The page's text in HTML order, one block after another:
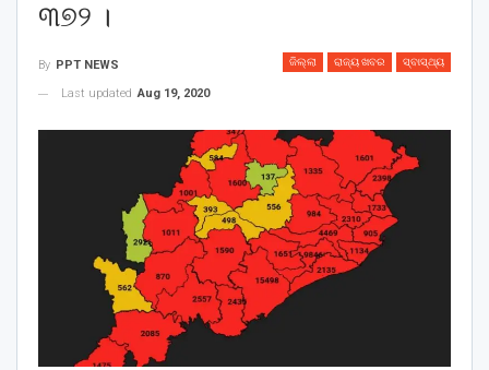
୩୭୨ ।
ଜିଲ୍ଲା ରାଜ୍ୟ ଖବର ସ୍ବାସ୍ଥ୍ୟ
By PPT NEWS
Last updated Aug 19, 2020